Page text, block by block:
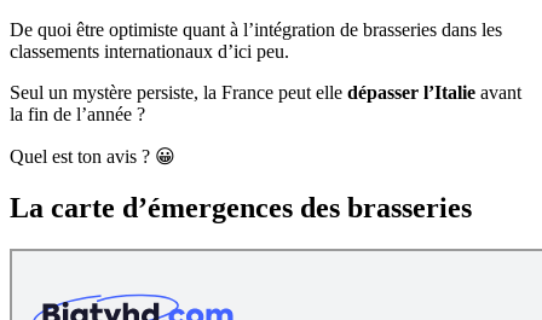
De quoi être optimiste quant à l’intégration de brasseries dans les
classements internationaux d’ici peu.
Seul un mystère persiste, la France peut elle dépasser l’Italie avant
la fin de l’année ?
Quel est ton avis ? 😀
La carte d’émergences des brasseries